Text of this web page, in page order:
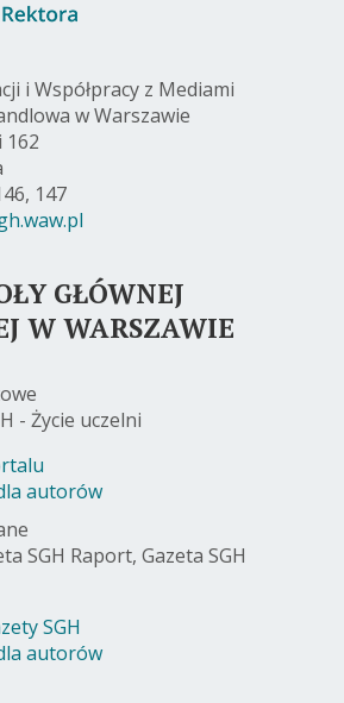
i Współpracy z Mediami
w Warszawie
162
147
GŁÓWNEJ
W WARSZAWIE
- Życie uczelni
autorów
SGH Raport, Gazeta SGH
SGH
autorów